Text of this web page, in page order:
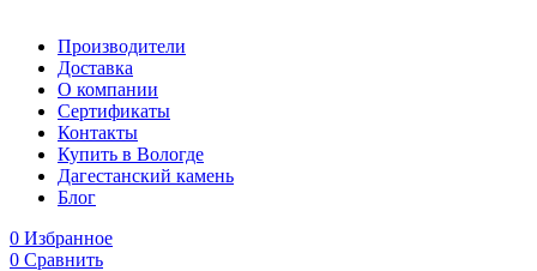
Производители
Доставка
О компании
Сертификаты
Контакты
Купить в Вологде
Дагестанский камень
Блог
0 Избранное
0 Сравнить